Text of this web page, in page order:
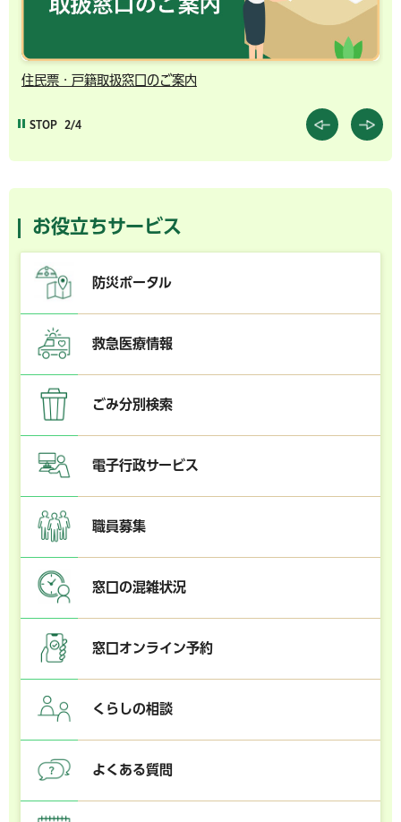
住民票・戸籍取扱窓口のご案内
STOP 2/4
お役立ちサービス
防災ポータル
救急医療情報
ごみ分別検索
電子行政サービス
職員募集
窓口の混雑状況
窓口オンライン予約
くらしの相談
よくある質問